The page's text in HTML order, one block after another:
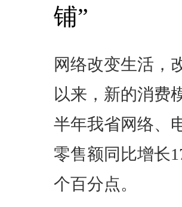
铺”
网络改变生活，
以来，新的消费
半年我省网络、
零售额同比增长
个百分点。